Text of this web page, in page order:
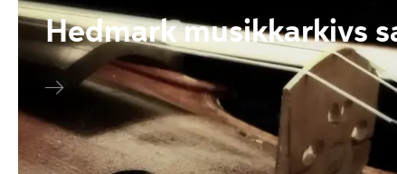
Hedmark musikkarkivs